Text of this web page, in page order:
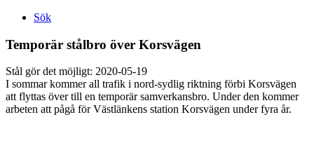
Sök
Temporär stålbro över Korsvägen
Stål gör det möjligt: 2020-05-19
I sommar kommer all trafik i nord-sydlig riktning förbi Korsvägen
att flyttas över till en temporär samverkansbro. Under den kommer
arbeten att pågå för Västlänkens station Korsvägen under fyra år.